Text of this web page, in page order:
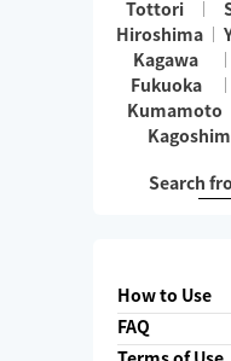
Tottori
Hiroshima
Kagawa
Fukuoka
Kumamoto
Search
How to Use
FAQ